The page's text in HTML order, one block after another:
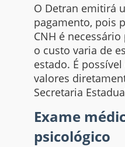
O Detran emitirá
pagamento, pois
CNH é
o custo varia de
estado. É
valores
Secretaria
Exame
psicológico